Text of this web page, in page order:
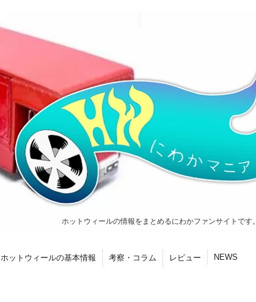
ホットウィールの情報をまとめるにわかファンサイトです。
ホットウィールの基本情報 考察・コラム レビュー NEWS